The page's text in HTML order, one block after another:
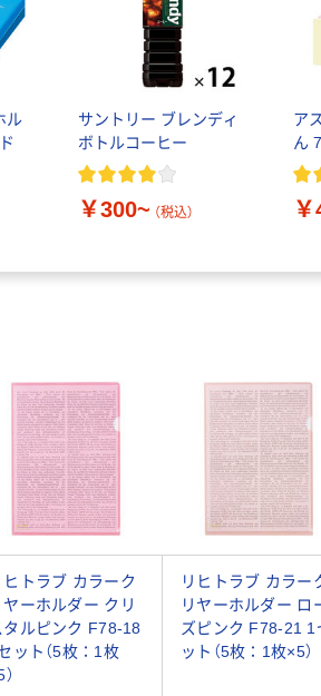
ル
サントリー ブレンディ
ボトルコーヒー
￥300~ （税込）
ア
ん
ヒトラブ カラーク
ヤーホルダー クリ
タルピンク F78-18
ット（5枚：1枚
リヒトラブ カラー
リヤーホルダー ロ
ズピンク F78-21 1
ット（5枚：1枚×5）